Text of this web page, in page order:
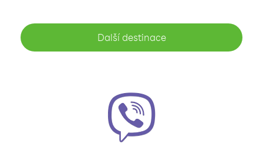
Další destinace